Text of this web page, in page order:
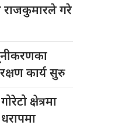
राजकुमारले गरे
कार्य सुरु
क्षेत्रमा